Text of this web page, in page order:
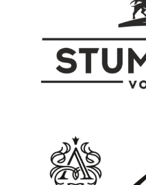
zbudowane, z intensywnym smakiem
owoców i delikatnymi taninami, które
owocowe i pikantne zakończenie
podkreśla jego charakter i trwałość.
Jest to doskonały wybór do dań
mięsnych, takich jak steki, pieczeń czy
Serwowane w temperaturze 16-18 °C,
pozwala w pełni docenić jego
złożoność i harmonię smaków.